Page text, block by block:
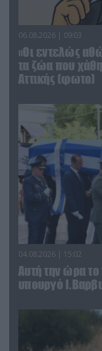
06.08.2026 | 09:03
«Οι εντελώς
τα ζώα που
Αττικής (φωτο)
04.08.2026 | 15:02
Αυτή την ώρα το
υπουργό